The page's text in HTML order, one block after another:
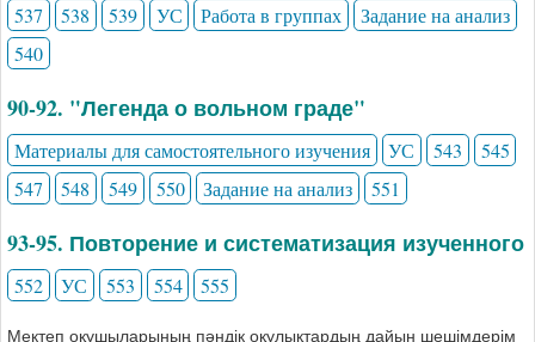
537
538 539 УС Работа в группах
Задание на анализ
540
90-92. "Легенда о вольном граде"
Материалы для самостоятельного изучения УС 543
545
547
548 549 550 Задание на анализ 551
93-95. Повторение и систематизация изученного
552 УС 553 554 555
Мектеп оқушыларының пәндік оқулықтардың дайын шешімдерім